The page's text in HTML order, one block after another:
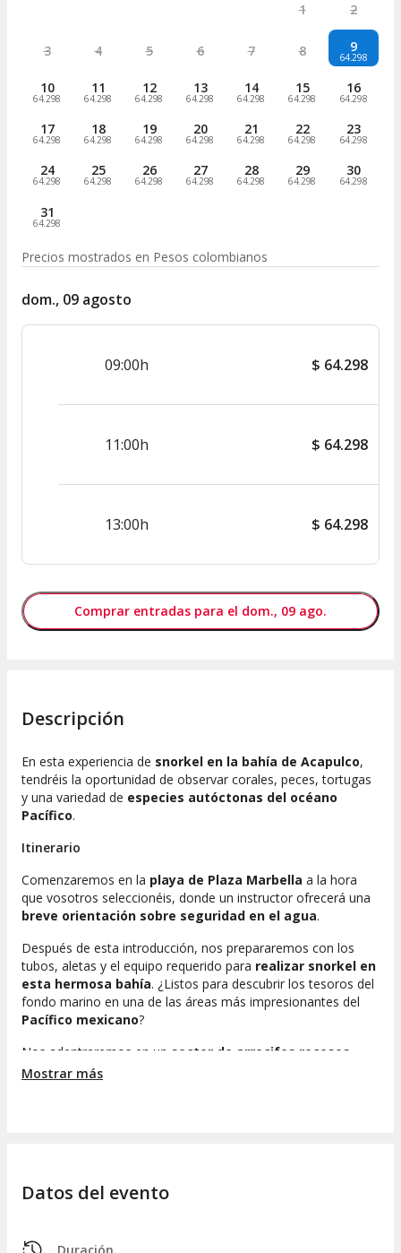
1 2
3 4 5 6 7 8 9
64.298
10
64.298
11
64.298
12
64.298
13
64.298
14
64.298
15
64.298
16
64.298
17
64.298
18
64.298
19
64.298
20
64.298
21
64.298
22
64.298
23
64.298
24
64.298
25
64.298
26
64.298
27
64.298
28
64.298
29
64.298
30
64.298
31
64.298
Precios mostrados en Pesos colombianos
dom., 09 agosto
09:00h $ 64.298
11:00h $ 64.298
13:00h $ 64.298
Comprar entradas para el dom., 09 ago.
Descripción
En esta experiencia de snorkel en la bahía de Acapulco,
tendréis la oportunidad de observar corales, peces, tortugas
y una variedad de especies autóctonas del océano
Pacífico.
Itinerario
Comenzaremos en la playa de Plaza Marbella a la hora
que vosotros seleccionéis, donde un instructor ofrecerá una
breve orientación sobre seguridad en el agua.
Después de esta introducción, nos prepararemos con los
tubos, aletas y el equipo requerido para realizar snorkel en
esta hermosa bahía. ¿Listos para descubrir los tesoros del
fondo marino en una de las áreas más impresionantes del
Pacífico mexicano?
Nos adentraremos en un sector de arrecifes rocosos
donde tendremos la posibilidad de admirar diferentes tipos
busca de alimento entre sus abundantes recursos naturales.
media de inmersión
Mostrar más
Datos del evento